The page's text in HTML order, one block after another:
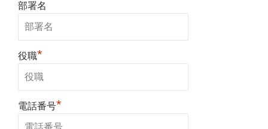
部署名
役職*
電話番号*